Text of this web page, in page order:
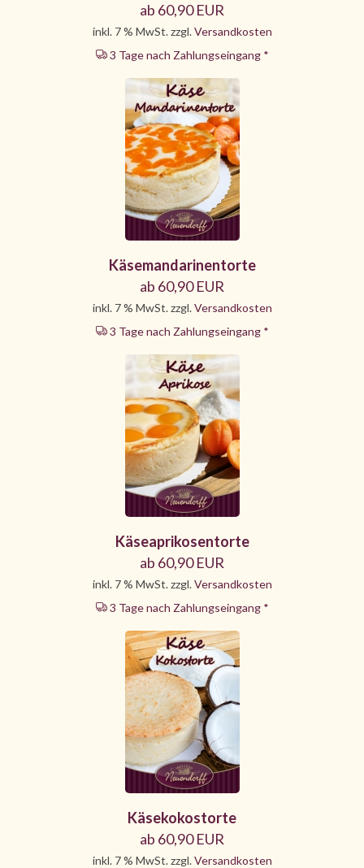
ab 60,90 EUR
inkl. 7 % MwSt. zzgl.Versandkosten
3 Tage nach Zahlungseingang *
Käsemandarinentorte
ab 60,90 EUR
inkl. 7 % MwSt. zzgl.Versandkosten
3 Tage nach Zahlungseingang *
Käseaprikosentorte
ab 60,90 EUR
inkl. 7 % MwSt. zzgl.Versandkosten
3 Tage nach Zahlungseingang *
Käsekokostorte
ab 60,90 EUR
inkl. 7 % MwSt. zzgl.Versandkosten